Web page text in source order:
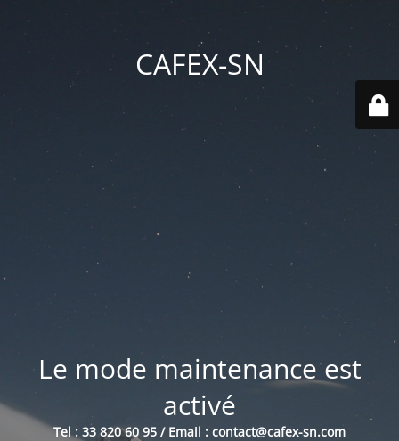
CAFEX-SN
Le mode maintenance est
activé
Tel : 33 820 60 95 / Email : contact@cafex-sn.com